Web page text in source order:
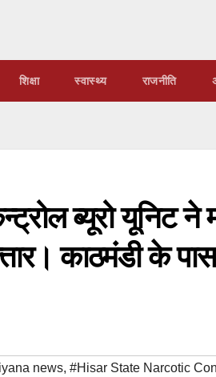
शिक्षा स्वास्थ्य राजनीति
ब्यूरो यूनिट
काठमंडी के
news, #Hisar State Narcotic